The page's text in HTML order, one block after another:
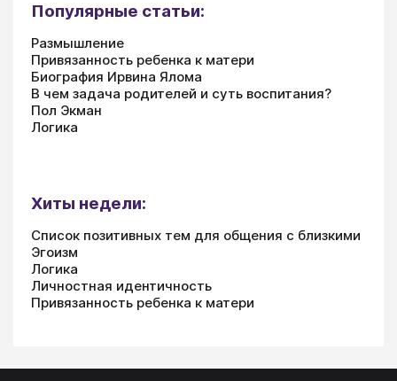
Популярные статьи:
Размышление
Привязанность ребенка к матери
Биография Ирвина Ялома
В чем задача родителей и суть воспитания?
Пол Экман
Логика
Хиты недели:
Список позитивных тем для общения с близкими
Эгоизм
Логика
Личностная идентичность
Привязанность ребенка к матери